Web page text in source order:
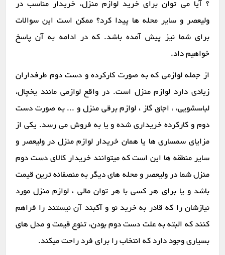
؟ آیا می توان برای خرید لوازم منزل، خریدار مناسب در
ولیعصر و سایر محله ها پیدا کرد؟ ممکن است این سوالات
برای شما نیز پیش آمده باشد. که در ادامه به آن پاسخ
خواهیم داد.
از جمله لوازمی که به صورت کارکرده و دست دوم طرفداران
زیادی دارد لوازم منزل است. در واقع لوازمی مانند یخچال،
لباسشویی، ، اجاق گاز ، لوازم برقی منزل و ... به صورت دست
دوم و کارکرده خریداری شده و یا به فروش می رسد. یکی از
مزایای سمساری ها یا همان خریدار لوازم منزل در ولیعصر و
سایر منطقه ها این است که میتوانند خریدار کالای دست دوم
منزل شما در ولیعصر و محله های دیگر به منصفانه ترین قیمت
باشد و یا برای هر کسی با هر توان مالی ، لوازم منزل مورد
نیازشان را که قادر به خرید نو و آکبند آن نیستند را فراهم
کنند که البته به علت دست دوم بودن، تنوع قیمت و مدل های
بسیاری وجود دارد که انتخاب را برای فرد راحت میکند.